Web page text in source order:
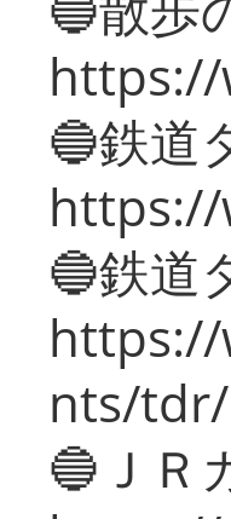
🔵鉄道
🔵鉄道
nts/tdr/
🔵ＪＲ